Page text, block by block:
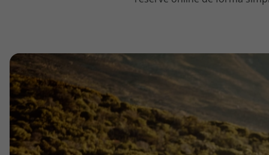
topatlantico@topatlantico.com